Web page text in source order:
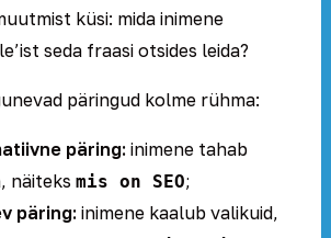
küsi: mida inimene
seda fraasi otsides leida?
päringud kolme rühma:
päring:inimene tahab
näiteks mis on SEO;
päring:inimene kaalub valikuid,